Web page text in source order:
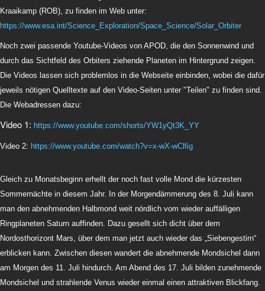
Kraaikamp (ROB), zu finden im Web unter:
https://www.esa.int/Science_Exploration/Space_Science/Solar_Orbiter
Noch zwei passende Youtube-Videos von APOD, die den Sonnenwind und
durch das Sichtfeld des Orbiters ziehende Planeten im Hintergrund zeigen.
Die Videos lassen sich problemlos in die Webseite einbinden, wobei die dafür
jeweils nötigen Quelltexte auf den Video-Seiten unter "Teilen" zu finden sind.
Die Webadressen dazu:
Video 1: https://www.youtube.com/shorts/YW1yQt3K_YY
Video 2: https://www.youtube.com/watch?v=x-wX-wClfig
Gleich zu Monatsbeginn erhellt der noch fast volle Mond die kürzesten
Sommernächte in diesem Jahr. In der Morgendämmerung des 8. Juli kann
man den abnehmenden Halbmond weit nördlich vom wieder auffälligen
Ringplaneten Saturn auffinden. Dazu gesellt sich dicht über dem
Nordosthorizont Mars, über dem man jetzt auch wieder das „Siebengestirn“
erblicken kann. Zwischen diesen wandert die abnehmende Mondsichel dann
am Morgen des 11. Juli hindurch. Am Abend des 17. Juli bilden zunehmende
Mondsichel und strahlende Venus wieder einmal einen attraktiven Blickfang.